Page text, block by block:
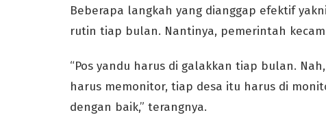
Beberapa langkah yang dianggap efektif
rutin tiap bulan. Nantinya, pemerintah
“Pos yandu harus di galakkan tiap bulan.
harus memonitor, tiap desa itu harus di
dengan baik,” terangnya.